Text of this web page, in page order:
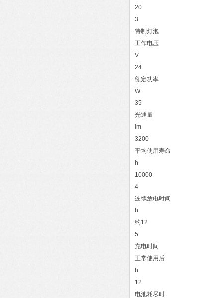
20
3
特制灯泡
工作电压
V
24
额定功率
W
35
光通量
lm
3200
平均使用寿命
h
10000
4
连续放电时间
h
约12
5
充电时间
正常使用后
h
12
电池耗尽时